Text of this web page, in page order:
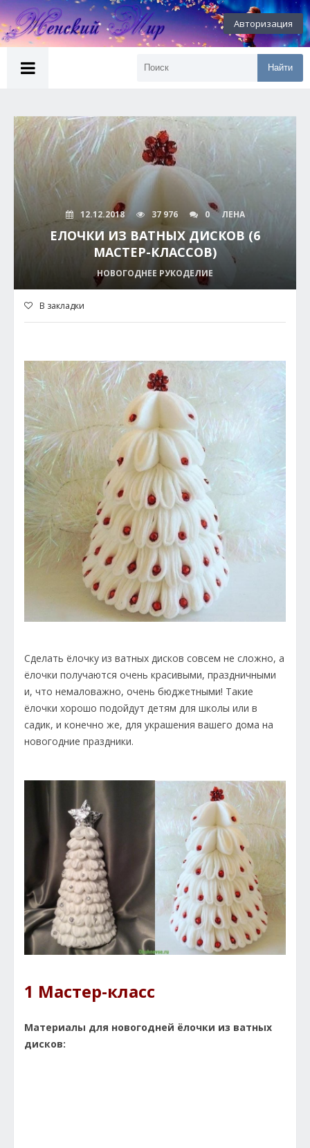
Авторизация
Найти
12.12.2018 37 976 0 ЛЕНА
ЕЛОЧКИ ИЗ ВАТНЫХ ДИСКОВ (6
МАСТЕР-КЛАССОВ)
НОВОГОДНЕЕ РУКОДЕЛИЕ
В закладки
Сделать ёлочку из ватных дисков совсем не сложно, а
ёлочки получаются очень красивыми, праздничными
и, что немаловажно, очень бюджетными! Такие
ёлочки хорошо подойдут детям для школы или в
садик, и конечно же, для украшения вашего дома на
новогодние праздники.
1 Мастер-класс
Материалы для новогодней ёлочки из ватных
дисков: